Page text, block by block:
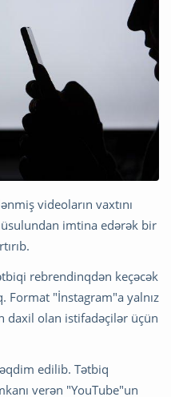
videoların vaxtını
imtina edərək bir
rebrendinqdən keçəcək
Format "İnstagram"a yalnız
daxil olan istifadəçilər üçün
edilib. Tətbiq
verən "YouTube"un